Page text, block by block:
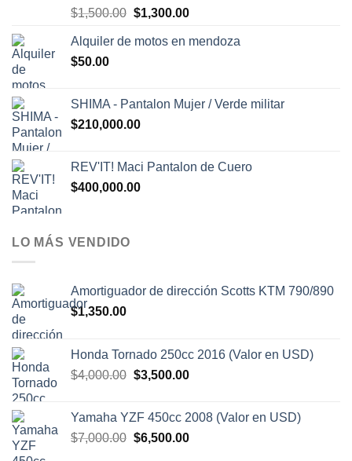
$1,500.00 El
original
$1,300.00El
actual
Alquiler de motos en mendoza
$50.00
SHIMA - Pantalon Mujer / Verde militar
$210,000.00
REV'IT! Maci Pantalon de Cuero
$400,000.00
LO MÁS VENDIDO
Amortiguador de dirección Scotts KTM 790/890
$1,350.00
Honda Tornado 250cc 2016 (Valor en USD)
$4,000.00 El
era:
$4,000.00.
$3,500.00El
es:
$3,500.00.
Yamaha YZF 450cc 2008 (Valor en USD)
$7,000.00 El
$6,500.00El